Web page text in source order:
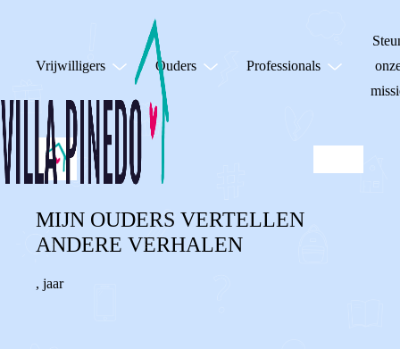
Vrijwilligers Ouders Professionals
MIJN OUDERS VERTELLEN
ANDERE VERHALEN
, jaar